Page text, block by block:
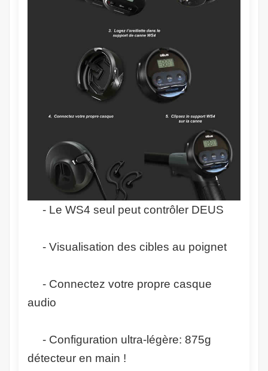
- Le WS4 seul peut contrôler DEUS
- Visualisation des cibles au poignet
- Connectez votre propre casque
audio
- Configuration ultra-légère: 875g
détecteur en main !